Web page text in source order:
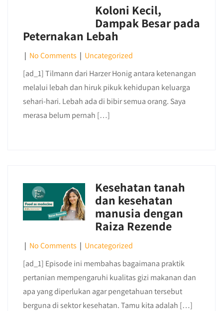
Koloni Kecil,
Dampak Besar pada
Peternakan Lebah
| No Comments | Uncategorized
[ad_1] Tilmann dari Harzer Honig antara ketenangan
melalui lebah dan hiruk pikuk kehidupan keluarga
sehari-hari. Lebah ada di bibir semua orang. Saya
merasa belum pernah […]
Kesehatan tanah
dan kesehatan
manusia dengan
Raiza Rezende
| No Comments | Uncategorized
[ad_1] Episode ini membahas bagaimana praktik
pertanian mempengaruhi kualitas gizi makanan dan
apa yang diperlukan agar pengetahuan tersebut
berguna di sektor kesehatan. Tamu kita adalah […]